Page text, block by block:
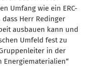
Umfang wie ein ERC-
Herr Redinger
ausbauen kann und
Umfeld fest zu
in der
Energiematerialien“